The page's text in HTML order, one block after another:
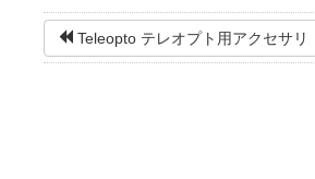
Teleopto テレオプト用アクセサリ